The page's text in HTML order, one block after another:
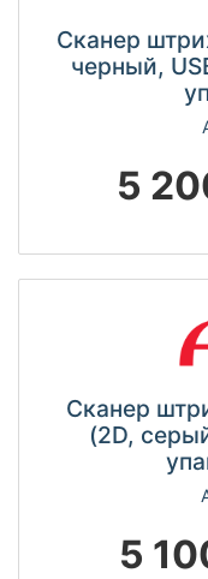
Сканер
черный,
5
Сканер
(2D,
5